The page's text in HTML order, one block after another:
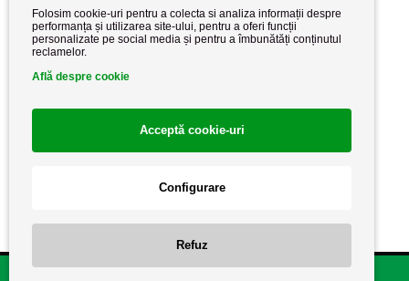
Stiri si noutati
Politica de cookie
Politica de retur
Termeni si conditii
Folosim cookie-uri pentru a colecta si analiza informații despre
performanța și utilizarea site-ului, pentru a oferi funcții
personalizate pe social media și pentru a îmbunătăți conținutul
reclamelor.
Află despre cookie
Acceptă cookie-uri
Configurare
Refuz